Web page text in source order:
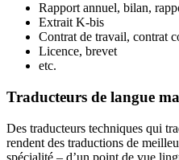
Rapport annuel, bilan,
Extrait K-bis
Contrat de travail, contrat
Licence, brevet
etc.
Traducteurs de langue
Des traducteurs techniques qui
rendent des traductions de
spécialité – d’un point de vue